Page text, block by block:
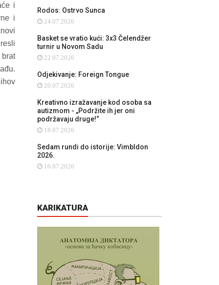
i
i
brat
Rodos: Ostrvo Sunca
24.07.2026
Basket se vratio kući: 3x3 Čelendžer
turnir u Novom Sadu
22.07.2026
Odjekivanje: Foreign Tongue
20.07.2026
Kreativno izražavanje kod osoba sa
autizmom - „Podržite ih jer oni
podržavaju druge!“
18.07.2026
Sedam rundi do istorije: Vimbldon
2026.
16.07.2026
KARIKATURA